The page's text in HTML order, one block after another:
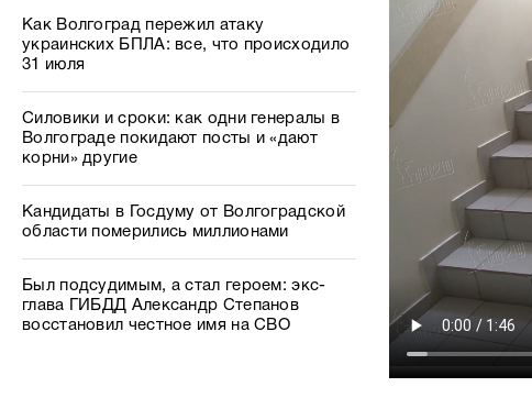
Как Волгоград пережил атаку
украинских БПЛА: все, что происходило
31 июля
Силовики и сроки: как одни генералы в
Волгограде покидают посты и «дают
корни» другие
Кандидаты в Госдуму от Волгоградской
области померились миллионами
Был подсудимым, а стал героем: экс-
глава ГИБДД Александр Степанов
восстановил честное имя на СВО